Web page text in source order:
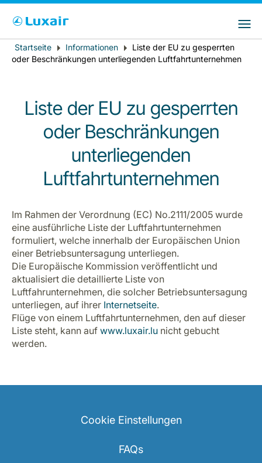
Breadcrumb
Startseite Informationen
Liste der EU zu gesperrten
oder Beschränkungen unterliegenden Luftfahrtunternehmen
Liste der EU zu gesperrten
oder Beschränkungen
unterliegenden
Luftfahrtunternehmen
Im Rahmen der Verordnung (EC) No.2111/2005 wurde
eine ausführliche Liste der Luftfahrtunternehmen
formuliert, welche innerhalb der Europäischen Union
einer Betriebsuntersagung unterliegen.
Die Europäische Kommission veröffentlicht und
aktualisiert die detaillierte Liste von
Luftfahrunternehmen, die solcher Betriebsuntersagung
unterliegen, auf ihrer Internetseite.
Flüge von einem Luftfahrtunternehmen, den auf dieser
Liste steht, kann auf www.luxair.lu nicht gebucht
werden.
Cookie Einstellungen
FAQs